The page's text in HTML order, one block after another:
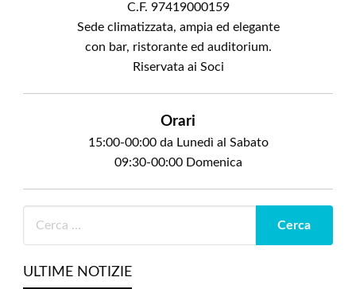
C.F. 97419000159
Sede climatizzata, ampia ed elegante
con bar, ristorante ed auditorium.
Riservata ai Soci
Orari
15:00-00:00 da Lunedì al Sabato
09:30-00:00 Domenica
ULTIME NOTIZIE